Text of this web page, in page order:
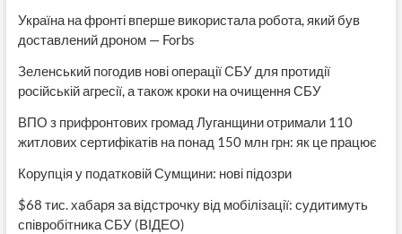
Україна на фронті вперше використала робота, який був
доставлений дроном — Forbs
Зеленський погодив нові операції СБУ для протидії
російській агресії, а також кроки на очищення СБУ
ВПО з прифронтових громад Луганщини отримали 110
житлових сертифікатів на понад 150 млн грн: як це працює
Корупція у податковій Сумщини: нові підозри
$68 тис. хабаря за відстрочку від мобілізації: судитимуть
співробітника СБУ (ВІДЕО)